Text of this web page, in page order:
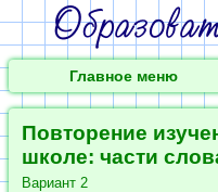
Главное меню
Повторение
школе: части
Вариант 2